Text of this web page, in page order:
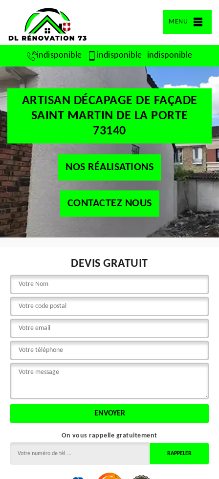
MENU
indisponible indisponible indisponible
ARTISAN DÉCAPAGE DE FAÇADE
SAINT MARTIN DE LA PORTE
73140
NOS RÉALISATIONS
CONTACTEZ NOUS
DEVIS GRATUIT
On vous rappelle gratuitement